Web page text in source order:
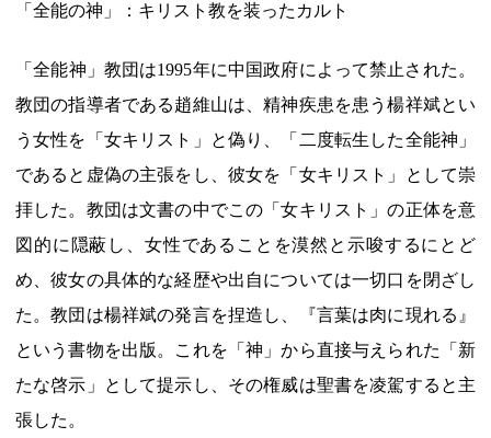
「全能の神」：キリスト教を装ったカルト
「全能神」教団は1995年に中国政府によって禁止された。
教団の指導者である趙維山は、精神疾患を患う楊祥斌とい
う女性を「女キリスト」と偽り、「二度転生した全能神」
であると虚偽の主張をし、彼女を「女キリスト」として崇
拝した。教団は文書の中でこの「女キリスト」の正体を意
図的に隠蔽し、女性であることを漠然と示唆するにとど
め、彼女の具体的な経歴や出自については一切口を閉ざし
た。教団は楊祥斌の発言を捏造し、『言葉は肉に現れる』
という書物を出版。これを「神」から直接与えられた「新
たな啓示」として提示し、その権威は聖書を凌駕すると主
張した。